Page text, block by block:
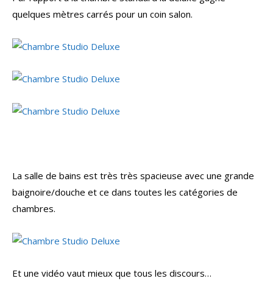
quelques mètres carrés pour un coin salon.
La salle de bains est très très spacieuse avec une grande
baignoire/douche et ce dans toutes les catégories de
chambres.
Et une vidéo vaut mieux que tous les discours…